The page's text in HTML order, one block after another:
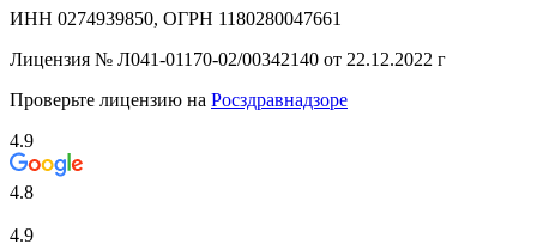
ИНН 0274939850, ОГРН 1180280047661
Лицензия № Л041-01170-02/00342140 от 22.12.2022 г
Проверьте лицензию на Росздравнадзоре
4.9
4.8
4.9